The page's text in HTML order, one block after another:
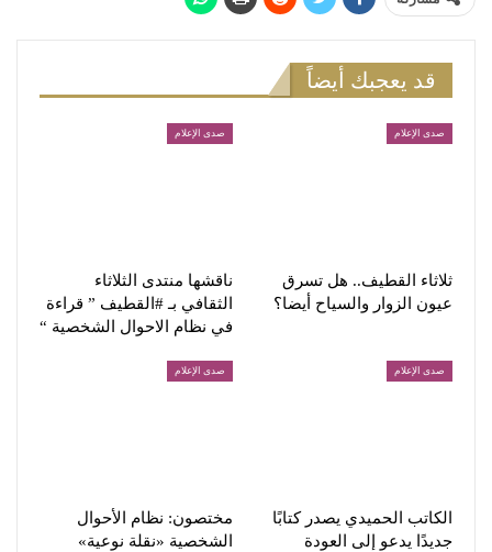
قد يعجبك أيضاً
صدى الإعلام
ثلاثاء القطيف.. هل تسرق
عيون الزوار والسياح أيضا؟
صدى الإعلام
ناقشها منتدى الثلاثاء
الثقافي بـ #القطيف ” قراءة
في نظام الاحوال الشخصية “
صدى الإعلام
الكاتب الحميدي يصدر كتابًا
جديدًا يدعو إلى العودة
صدى الإعلام
مختصون: نظام الأحوال
الشخصية «نقلة نوعية»